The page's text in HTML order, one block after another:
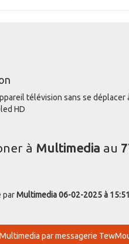
télévision sans se
HD
à Multimedia au
parMultimedia06-02-2025 à
par messagerie